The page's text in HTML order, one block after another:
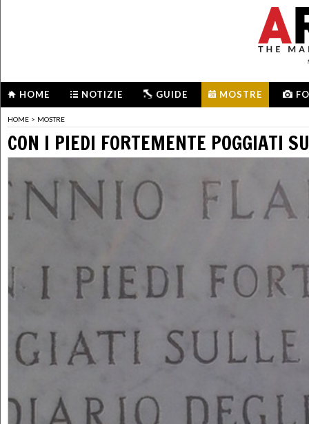
HOME NOTIZIE GUIDE MOSTRE
HOME > MOSTRE
CON I PIEDI FORTEMENTE POGGIATI